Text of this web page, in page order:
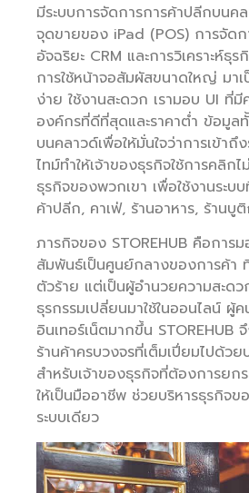
มีระบบการจัดการการค้าปลีกบนค
จุดขายของ iPad (POS) การจัด
อัจฉริยะ CRM และการวิเคราะห์ธุร
การใช้หน้าจอสัมผัสขนาดใหญ่ มา
ง่าย ใช้งานสะดวก เรามอบ UI
องค์กรที่ดีที่สุดและราคาต่ำ ข้อมูล
บนคลาวด์เพื่อให้มั่นใจว่าการเข้าถึ
ไทม์ทำให้เจ้าของธุรกิจใช้การคลิก
ธุรกิจของพวกเขา เพื่อใช้งานระบ
ค้าปลีก, คาเฟ่, ร้านอาหาร, ร้านบู
ภารกิจของ STOREHUB คือการ
สัมพันธ์เป็นศูนย์กลางของการค้า ที่
ตัวร้าย แต่เป็นผู้อำนวยความสะด
ธุรกรรมเปลี่ยนมาใช้ในออนไลน์ ผู้
อินเทอร์เน็ตมากขึ้น STOREHUB
ร้านค้าครบวงจรที่เต็มเปี่ยมไปด้วย
สำหรับเจ้าของธุรกิจที่ต้องการยก
ให้เป็นมืออาชีพ ช่วยบริหารธุรกิจ
ระบบเดียว